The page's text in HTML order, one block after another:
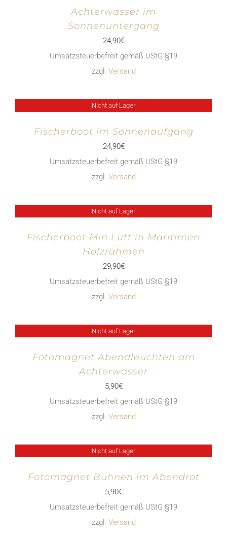
Achterwasser im
Sonnenuntergang
24,90€
Umsatzsteuerbefreit gemäß UStG §19
zzgl. Versand
Nicht auf Lager
Fischerboot im Sonnenaufgang
24,90€
Umsatzsteuerbefreit gemäß UStG §19
zzgl. Versand
Nicht auf Lager
Fischerboot Min Lütt in Maritimen
Holzrahmen
29,90€
Umsatzsteuerbefreit gemäß UStG §19
zzgl. Versand
Nicht auf Lager
Fotomagnet Abendleuchten am
Achterwasser
5,90€
Umsatzsteuerbefreit gemäß UStG §19
zzgl. Versand
Nicht auf Lager
Fotomagnet Buhnen im Abendrot
5,90€
Umsatzsteuerbefreit gemäß UStG §19
zzgl. Versand